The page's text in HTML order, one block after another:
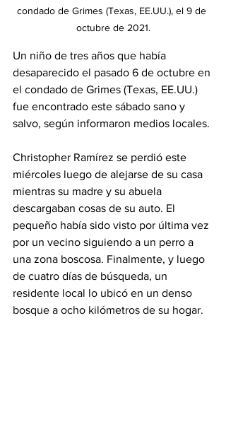
condado de Grimes (Texas, EE.UU.), el 9 de
octubre de 2021.
Un niño de tres años que había
desaparecido el pasado 6 de octubre en
el condado de Grimes (Texas, EE.UU.)
fue encontrado este sábado sano y
salvo, según informaron medios locales.
Christopher Ramírez se perdió este
miércoles luego de alejarse de su casa
mientras su madre y su abuela
descargaban cosas de su auto. El
pequeño había sido visto por última vez
por un vecino siguiendo a un perro a
una zona boscosa. Finalmente, y luego
de cuatro días de búsqueda, un
residente local lo ubicó en un denso
bosque a ocho kilómetros de su hogar.